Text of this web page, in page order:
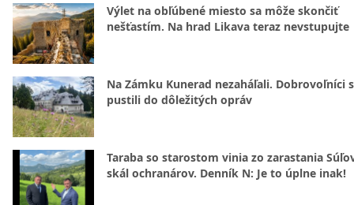
Výlet na obľúbené miesto sa môže skončiť
nešťastím. Na hrad Likava teraz nevstupujte
Na Zámku Kunerad nezaháľali. Dobrovoľníci
pustili do dôležitých opráv
Taraba so starostom vinia zo zarastania
skál ochranárov. Denník N: Je to úplne inak!